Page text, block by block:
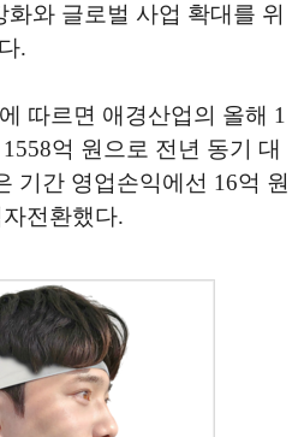
와 글로벌 사업 확대를 위
.
따르면 애경산업의 올해 1
억 원으로 전년 동기 대
기간 영업손익에선 16억 원
전환했다.